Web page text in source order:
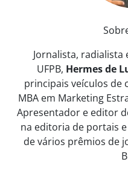
Jornalista, radialista
UFPB, Hermes de
principais veículos de
MBA em Marketing
Apresentador e editor
na editoria de portais
de vários prêmios de